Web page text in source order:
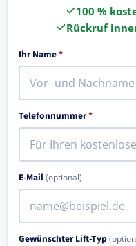
100 %
Rückruf
Ihr Name*
Telefonnummer*
E-Mail(optional)
Gewünschter Lift-Typ